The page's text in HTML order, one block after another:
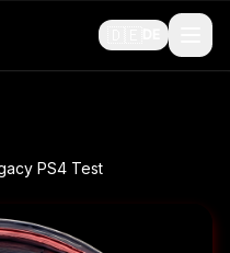
PS4 Test